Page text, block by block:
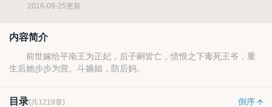
2016-09-25更新
内容简介
前世嫁给平南王为正妃，后子嗣皆亡，愤恨之下毒死王爷，重
生后她步步为营。斗嫡姐，防后妈。
目录(共1219章)
倒序